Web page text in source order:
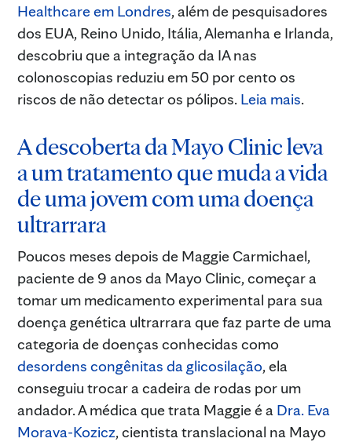
Healthcare em Londres, além de pesquisadores
dos EUA, Reino Unido, Itália, Alemanha e Irlanda,
descobriu que a integração da IA nas
colonoscopias reduziu em 50 por cento os
riscos de não detectar os pólipos. Leia mais.
A descoberta da Mayo Clinic leva
a um tratamento que muda a vida
de uma jovem com uma doença
ultrarrara​
Poucos meses depois de Maggie Carmichael,
paciente de 9 anos da Mayo Clinic, começar a
tomar um medicamento experimental para sua
doença genética ultrarrara que faz parte de uma
categoria de doenças conhecidas como
desordens congênitas da glicosilação, ela
conseguiu trocar a cadeira de rodas por um
andador. A médica que trata Maggie é a Dra. Eva
Morava-Kozicz, cientista translacional na Mayo